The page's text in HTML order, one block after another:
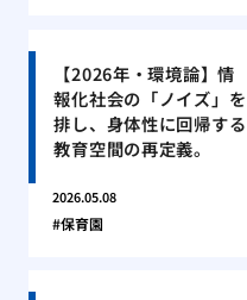
【2026年・環境論】情
報化社会の「ノイズ」を
排し、身体性に回帰する
教育空間の再定義。
2026.05.08
保育園